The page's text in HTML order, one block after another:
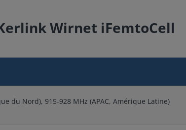
Wirnet iFemtoCell
du Nord), 915-928 MHz (APAC, Amérique Latine)